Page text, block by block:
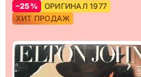
–25%
ОРИГИНАЛ 1977
ХИТ ПРОДАЖ